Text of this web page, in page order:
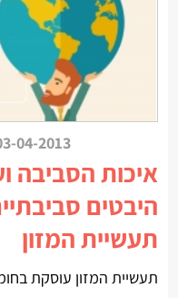
04-2013
היבטים
תעשיית המזון
תעשיית המזון עוסקת